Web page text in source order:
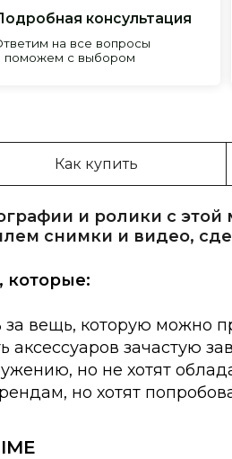
Как купить
и ролики с
снимки и видео,
которые:
вещь, которую можно
аксессуаров зачастую
но не хотят
но хотят